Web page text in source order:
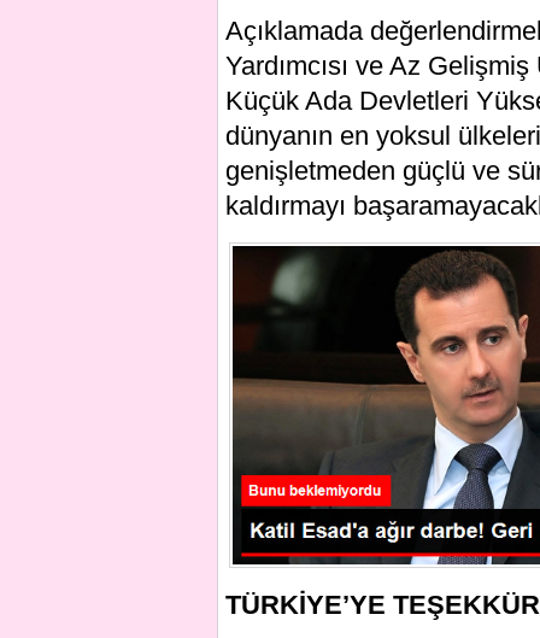
Açıklamada
Yardımcısı ve Az
Küçük Ada Devletleri
dünyanın en yoksul
genişletmeden güçlü ve
kaldırmayı
TÜRKİYE’YE TEŞEKKÜR